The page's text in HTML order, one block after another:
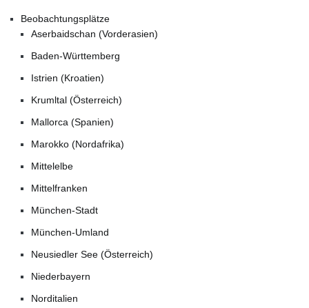
Beobachtungsplätze
Aserbaidschan (Vorderasien)
Baden-Württemberg
Istrien (Kroatien)
Krumltal (Österreich)
Mallorca (Spanien)
Marokko (Nordafrika)
Mittelelbe
Mittelfranken
München-Stadt
München-Umland
Neusiedler See (Österreich)
Niederbayern
Norditalien